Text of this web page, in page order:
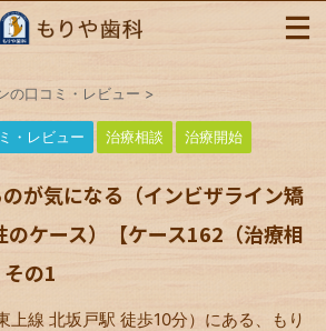
の口コミ・レビュー >
・レビュー 治療相談 治療開始
が気になる（インビザライン矯
ケース）【ケース162（治療相
の1
上線 北坂戸駅 徒歩10分）にある、もり